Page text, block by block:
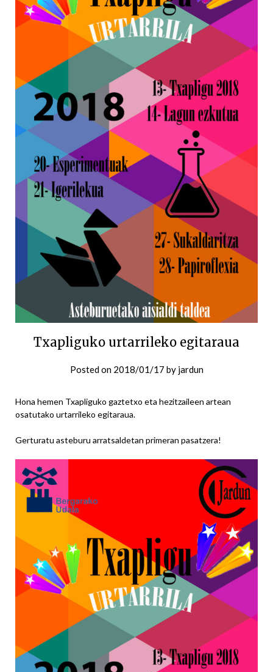
Txapliguko urtarrileko egitaraua
Posted on 2018/01/17 by jardun
Hona hemen Txapliguko gaztetxo eta hezitzaileen artean
osatutako urtarrileko egitaraua.
Gerturatu asteburu arratsaldetan primeran pasatzera!